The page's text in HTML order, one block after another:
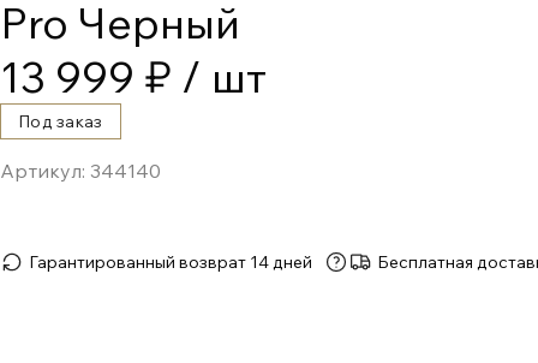
Pro Черный
13 999 ₽ / шт
Под заказ
Артикул: 344140
Гарантированный возврат 14 дней Бесплатная